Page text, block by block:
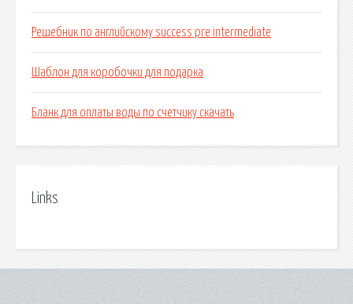
Решебник по английскому success pre intermediate
Шаблон для коробочки для подарка
Бланк для оплаты воды по счетчику скачать
Links